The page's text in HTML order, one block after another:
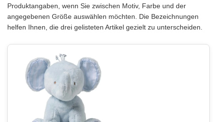
Produktangaben, wenn Sie zwischen Motiv, Farbe und der
angegebenen Größe auswählen möchten. Die Bezeichnungen
helfen Ihnen, die drei gelisteten Artikel gezielt zu unterscheiden.